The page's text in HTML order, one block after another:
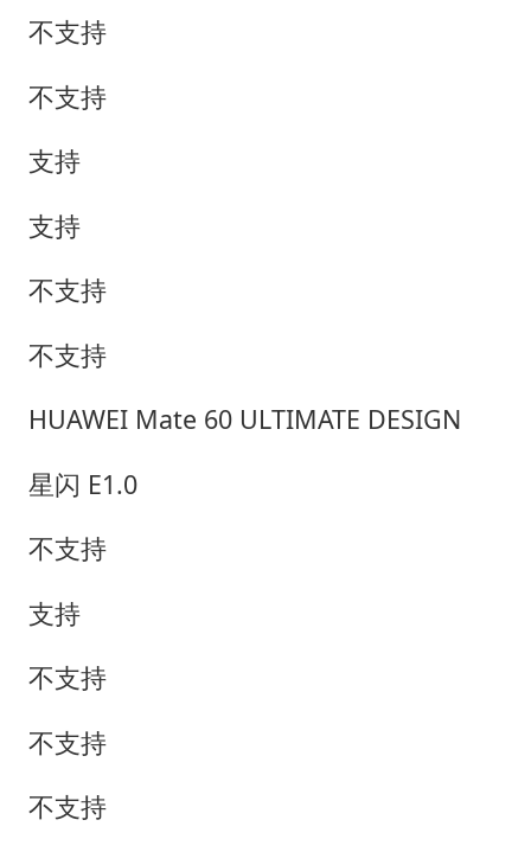
不支持
不支持
支持
支持
不支持
不支持
HUAWEI Mate 60 ULTIMATE DESIGN
星闪 E1.0
不支持
支持
不支持
不支持
不支持